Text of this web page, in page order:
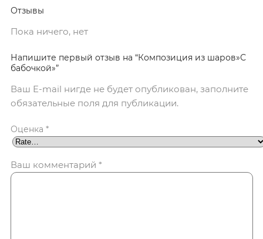
Отзывы
Пока ничего, нет
Напишите первый отзыв на “Композиция из шаров»С
бабочкой»”
Ваш E-mail нигде не будет опубликован, заполните
обязательные поля для публикации.
Оценка *
Ваш комментарий *